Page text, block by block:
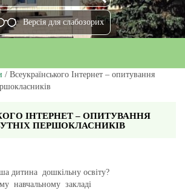
Версiя для слабозорих
/ Всеукраїнського Інтернет – опитування
ІНТЕРНЕТ – ОПИТУВАННЯ
ПЕРШОКЛАСНИКІВ
дитина дошкільну освіту?
закладі